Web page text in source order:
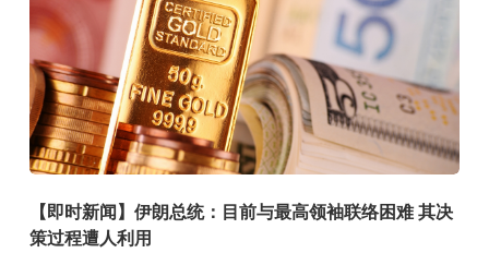
【即时新闻】伊朗总统：目前与最高领袖联络困难 其决
策过程遭人利用